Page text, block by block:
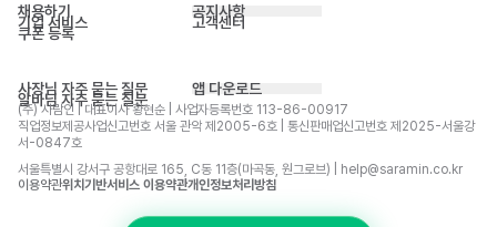
채용하기
기업 서비스
쿠폰 등록
공지사항
고객센터
사장님 자주 묻는 질문
알바님 자주 묻는 질문
앱 다운로드
(주) 사람인 | 대표이사 황현순 | 사업자등록번호 113-86-00917
직업정보제공사업신고번호 서울 관악 제2005-6호 | 통신판매업신고번호 제2025-서울강
서-0847호
서울특별시 강서구 공항대로 165, C동 11층(마곡동, 원그로브) | help@saramin.co.kr
이용약관위치기반서비스 이용약관개인정보처리방침